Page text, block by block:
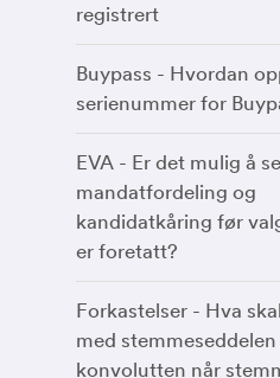
registrert
Buypass - Hvordan
serienummer for
EVA - Er det mulig å se
mandatfordeling og
kandidatkåring før
er foretatt?
Forkastelser - Hva
med stemmeseddelen
konvolutten når